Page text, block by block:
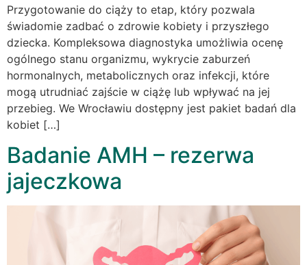
Przygotowanie do ciąży to etap, który pozwala
świadomie zadbać o zdrowie kobiety i przyszłego
dziecka. Kompleksowa diagnostyka umożliwia ocenę
ogólnego stanu organizmu, wykrycie zaburzeń
hormonalnych, metabolicznych oraz infekcji, które
mogą utrudniać zajście w ciążę lub wpływać na jej
przebieg. We Wrocławiu dostępny jest pakiet badań dla
kobiet […]
Badanie AMH – rezerwa
jajeczkowa